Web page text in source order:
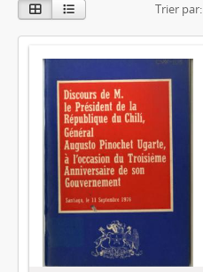
Trier par: